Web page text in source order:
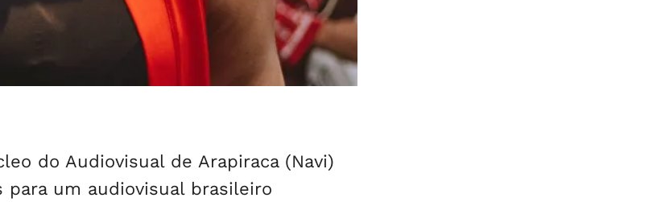
do Audiovisual de Arapiraca (Navi)
para um audiovisual brasileiro